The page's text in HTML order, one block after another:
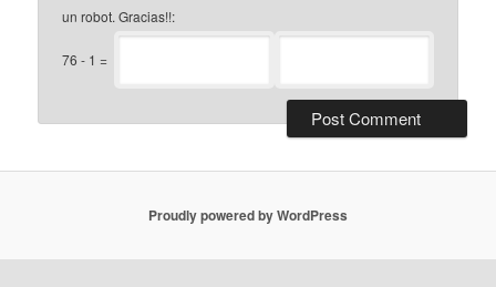
un robot. Gracias!!:
76 - 1 =
Proudly powered by WordPress